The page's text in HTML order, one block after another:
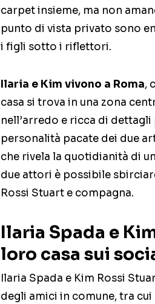
carpet insieme, ma non
punto di vista privato sono
i figli sotto i riflettori.
Ilaria e Kim vivono a Roma,
casa si trova in una zona
nell’arredo e ricca di
personalità pacate dei due
che rivela la quotidianità di
due attori è possibile
Rossi Stuart e compagna.
Ilaria Spada e
loro casa sui
Ilaria Spada e Kim Rossi
degli amici in comune, tra cui